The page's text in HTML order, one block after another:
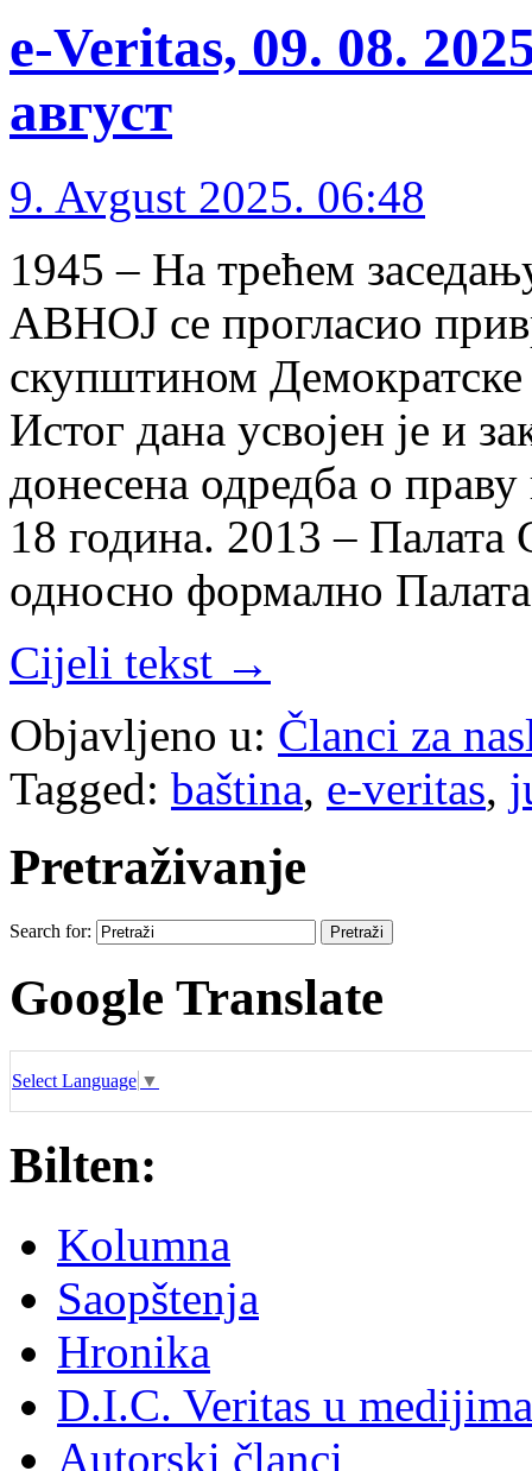
e-Veritas, 09. 08.
август
9. Avgust 2025. 06:48
1945 – На трећем
АВНОЈ се прогласио
скупштином Демократске
Истог дана усвојен је и
донесена одредба о
18 година. 2013 – Палата
односно формално
Cijeli tekst →
Objavljeno u: Članci za
Tagged: baština, e-veritas,
Pretraživanje
Search for:
Google Translate
Select Language ▼
Bilten:
Kolumna
Saopštenja
Hronika
D.I.C. Veritas u medijima
Autorski članci